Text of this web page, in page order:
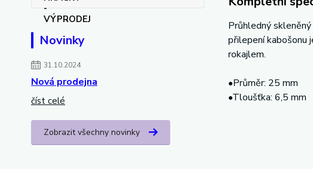
Novinky
31.10.2024
Nová prodejna
číst celé
Zobrazit všechny novinky
Průhledný
přilepení kabošonu
rokajlem.
•Průměr: 25 mm
•Tloušťka: 6,5 mm